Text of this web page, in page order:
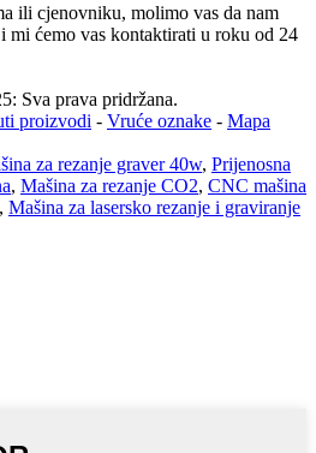
ili cjenovniku, molimo vas da nam
mi ćemo vas kontaktirati u roku od 24
Sva prava pridržana.
proizvodi - Vruće oznake - Mapa
za rezanje graver 40w, Prijenosna
, Mašina za rezanje CO2, CNC mašina
, Mašina za lasersko rezanje i graviranje